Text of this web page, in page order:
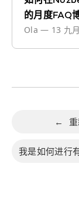
的月度FAQ
Ola— 13 九
←